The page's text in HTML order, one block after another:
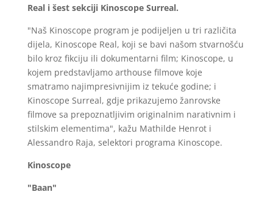
Real i šest sekciji Kinoscope Surreal.
"Naš Kinoscope program je podijeljen u tri različita
dijela, Kinoscope Real, koji se bavi našom stvarnošću
bilo kroz fikciju ili dokumentarni film; Kinoscope, u
kojem predstavljamo arthouse filmove koje
smatramo najimpresivnijim iz tekuće godine; i
Kinoscope Surreal, gdje prikazujemo žanrovske
filmove sa prepoznatljivim originalnim narativnim i
stilskim elementima", kažu Mathilde Henrot i
Alessandro Raja, selektori programa Kinoscope.
Kinoscope
"Baan"